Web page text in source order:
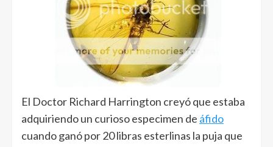
El Doctor Richard Harrington creyó que estaba
adquiriendo un curioso especimen de áfido
cuando ganó por 20 libras esterlinas la puja que